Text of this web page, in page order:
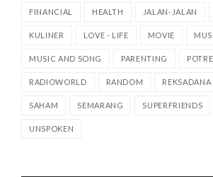
FINANCIAL HEALTH JALAN-JALAN
KULINER LOVE - LIFE MOVIE
MUSIC AND SONG PARENTING
RADIOWORLD RANDOM REKSADANA
SAHAM SEMARANG SUPERFRIENDS
UNSPOKEN